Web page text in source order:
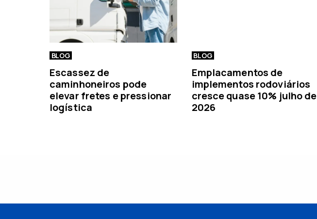
BLOG
Escassez de
caminhoneiros pode
elevar fretes e pressionar
logística
BLOG
Emplacamentos de
implementos rodoviários
cresce quase 10% julho de
2026